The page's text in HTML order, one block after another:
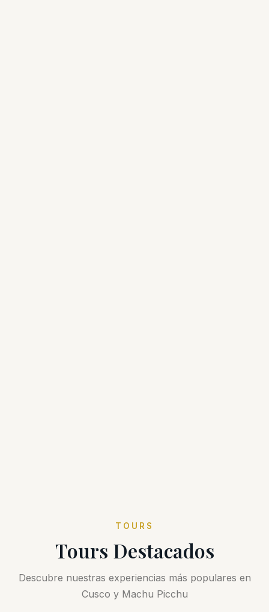
TOURS
Tours Destacados
Descubre nuestras experiencias más populares en
Cusco y Machu Picchu